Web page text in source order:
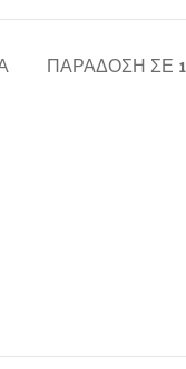
ΠΑΡΆΔΟΣΗ ΣΕ